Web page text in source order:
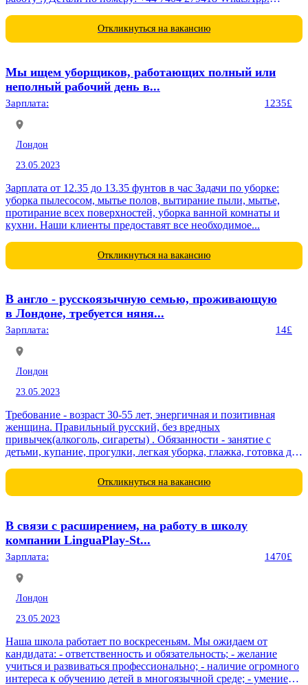
Откликнуться на вакансию
Мы ищем уборщиков, работающих полный или
неполный рабочий день в...
Зарплата: 1235£
Лондон
23.05.2023
Зарплата от 12.35 до 13.35 фунтов в час Задачи по уборке:
уборка пылесосом, мытье полов, вытирание пыли, мытье,
протирание всех поверхностей, уборка ванной комнаты и
кухни. Наши клиенты предоставят все необходимое...
Откликнуться на вакансию
В англо - русскоязычную семью, проживающую
в Лондоне, требуется няня...
Зарплата: 14£
Лондон
23.05.2023
Требование - возраст 30-55 лет, энергичная и позитивная
женщина. Правильный русский, без вредных
привычек(алкоголь, сигареты) . Обязанности - занятие с
детьми, купание, прогулки, легкая уборка, глажка, готовка для
Откликнуться на вакансию
В связи с расширением, на работу в школу
компании LinguaPlay-St...
Зарплата: 1470£
Лондон
23.05.2023
Наша школа работает по воскресеньям. Мы ожидаем от
кандидата: - ответственность и обязательность; - желание
учиться и развиваться профессионально; - наличие огромного
интереса к обучению детей в многоязычной среде; - умение